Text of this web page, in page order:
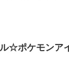
☆ポケモンア